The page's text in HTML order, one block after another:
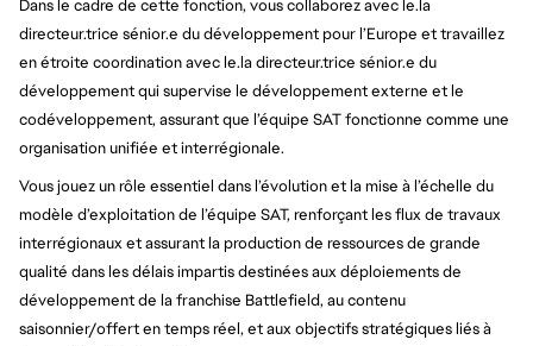
Dans le cadre de cette fonction, vous collaborez avec le.la
directeur.trice sénior.e du développement pour l’Europe et travaillez
en étroite coordination avec le.la directeur.trice sénior.e du
développement qui supervise le développement externe et le
codéveloppement, assurant que l’équipe SAT fonctionne comme une
organisation unifiée et interrégionale.
Vous jouez un rôle essentiel dans l’évolution et la mise à l’échelle du
modèle d’exploitation de l’équipe SAT, renforçant les flux de travaux
interrégionaux et assurant la production de ressources de grande
qualité dans les délais impartis destinées aux déploiements de
développement de la franchise Battlefield, au contenu
saisonnier/offert en temps réel, et aux objectifs stratégiques liés à